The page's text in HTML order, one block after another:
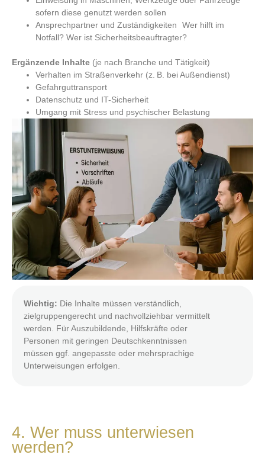
sofern diese genutzt werden sollen
Ansprechpartner und Zuständigkeiten Wer hilft im
Notfall? Wer ist Sicherheitsbeauftragter?
Ergänzende Inhalte (je nach Branche und Tätigkeit)
Verhalten im Straßenverkehr (z. B. bei Außendienst)
Gefahrguttransport
Datenschutz und IT-Sicherheit
Umgang mit Stress und psychischer Belastung
Wichtig: Die Inhalte müssen verständlich,
zielgruppengerecht und nachvollziehbar vermittelt
werden. Für Auszubildende, Hilfskräfte oder
Personen mit geringen Deutschkenntnissen
müssen ggf. angepasste oder mehrsprachige
Unterweisungen erfolgen.
4. Wer muss unterwiesen
werden?